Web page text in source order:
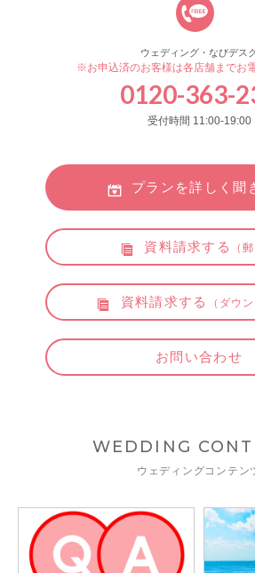
ウェディング・なびデスク
※お申込済のお客様は各店舗までお
0120-363-
受付時間 11:00-19:00
プランを詳しく聞
資料請求する （
資料請求する （ダウ
お問い合わせ
WEDDING
ウェディングコンテン